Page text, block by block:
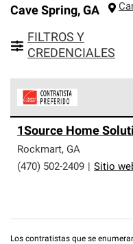
Cave Spring, GA
FILTROS Y
CREDENCIALES
parte de una red
que cumplen con altos
de profesionalismo y
1Source Home
Rockmart, GA
(470) 502-2409
Sitio
Los contratistas que se